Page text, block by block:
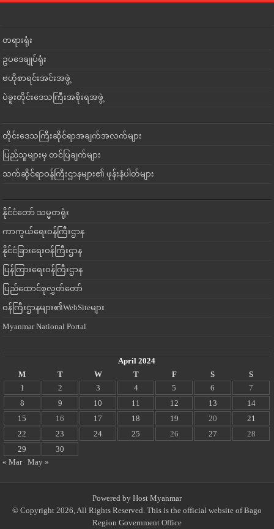
တရားရုံး
ဥပဒေချုပ်ရုံး
ဗဟိုစာရင်းအင်းအဖွဲ့
ပဲခူးတိုင်းဒေသကြီးအစိုးရအဖွဲ့
တိုင်းဒေသကြီးဆိုင်ရာအချက်အလက်များ
ပြည်သူများမှ တင်ပြချက်များ
သက်ဆိုင်ရာဝန်ကြီးဌာနများ၏ ဖုန်းနံပါတ်များ
နိုင်ငံတော် သမ္မတရုံး
ကာကွယ်ရေးဝန်ကြီးဌာန
နိုင်ငံခြားရေးဝန်ကြီးဌာန
ပြန်ကြားရေးဝန်ကြီးဌာန
ပြည်ထောင်စုလွှတ်တော်
ဝန်ကြီးဌာနများ၏WebSiteများ
Myanmar National Portal
April 2024
M
T W T F S
S
1
2 3 4 5 6
7
8
9 10 11 12 13
14
15
16 17 18 19 20
21
22
23 24 25 26 27
28
29
30
« Mar May »
Powered by Host Myanmar
© Copyright 2026, All Rights Reserved. This is the official website of Bago
Region Government Office